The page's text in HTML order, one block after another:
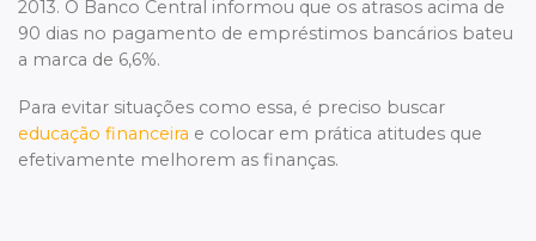
2013. O Banco Central informou que os atrasos acima de
90 dias no pagamento de empréstimos bancários bateu
a marca de 6,6%.
Para evitar situações como essa, é preciso buscar
educação financeira e colocar em prática atitudes que
efetivamente melhorem as finanças.